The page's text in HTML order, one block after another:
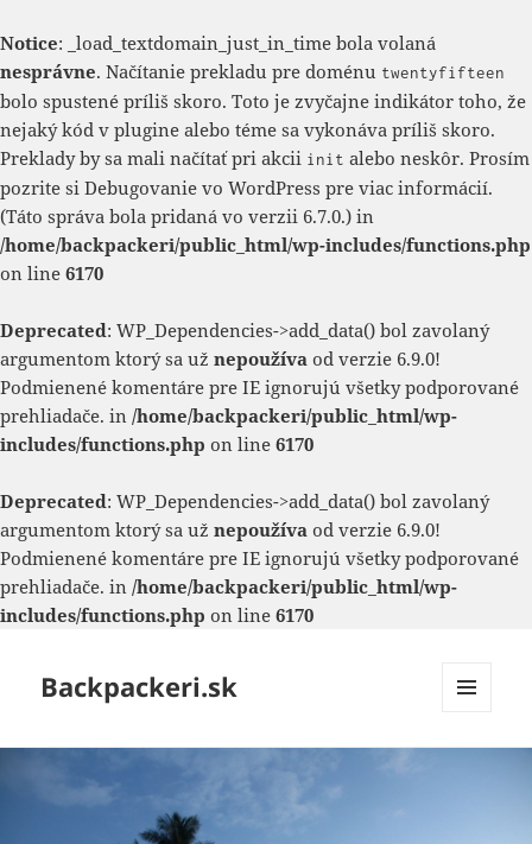
Notice: _load_textdomain_just_in_time bola volaná
nesprávne. Načítanie prekladu pre doménu twentyfifteen
bolo spustené príliš skoro. Toto je zvyčajne indikátor toho, že
nejaký kód v plugine alebo téme sa vykonáva príliš skoro.
Preklady by sa mali načítať pri akcii init alebo neskôr. Prosím
pozrite si Debugovanie vo WordPress pre viac informácií.
(Táto správa bola pridaná vo verzii 6.7.0.) in
/home/backpackeri/public_html/wp-includes/functions.php
on line 6170
Deprecated: WP_Dependencies->add_data() bol zavolaný
argumentom ktorý sa už nepoužíva od verzie 6.9.0!
Podmienené komentáre pre IE ignorujú všetky podporované
prehliadače. in /home/backpackeri/public_html/wp-
includes/functions.php on line 6170
Deprecated: WP_Dependencies->add_data() bol zavolaný
argumentom ktorý sa už nepoužíva od verzie 6.9.0!
Podmienené komentáre pre IE ignorujú všetky podporované
prehliadače. in /home/backpackeri/public_html/wp-
includes/functions.php on line 6170
Backpackeri.sk